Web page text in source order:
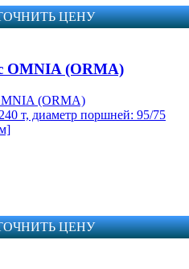
ЦЕНУ
OMNIA (ORMA)
т, диаметр поршней: 95/75
ЦЕНУ